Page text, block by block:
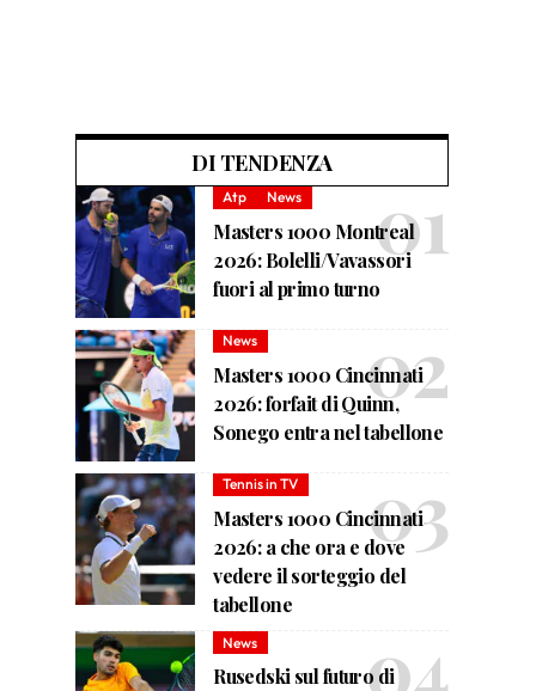
DI TENDENZA
Atp News
Masters 1000 Montreal
2026: Bolelli/Vavassori
fuori al primo turno
News
Masters 1000 Cincinnati
2026: forfait di Quinn,
Sonego entra nel tabellone
Tennis in TV
Masters 1000 Cincinnati
2026: a che ora e dove
vedere il sorteggio del
tabellone
News
Rusedski sul futuro di